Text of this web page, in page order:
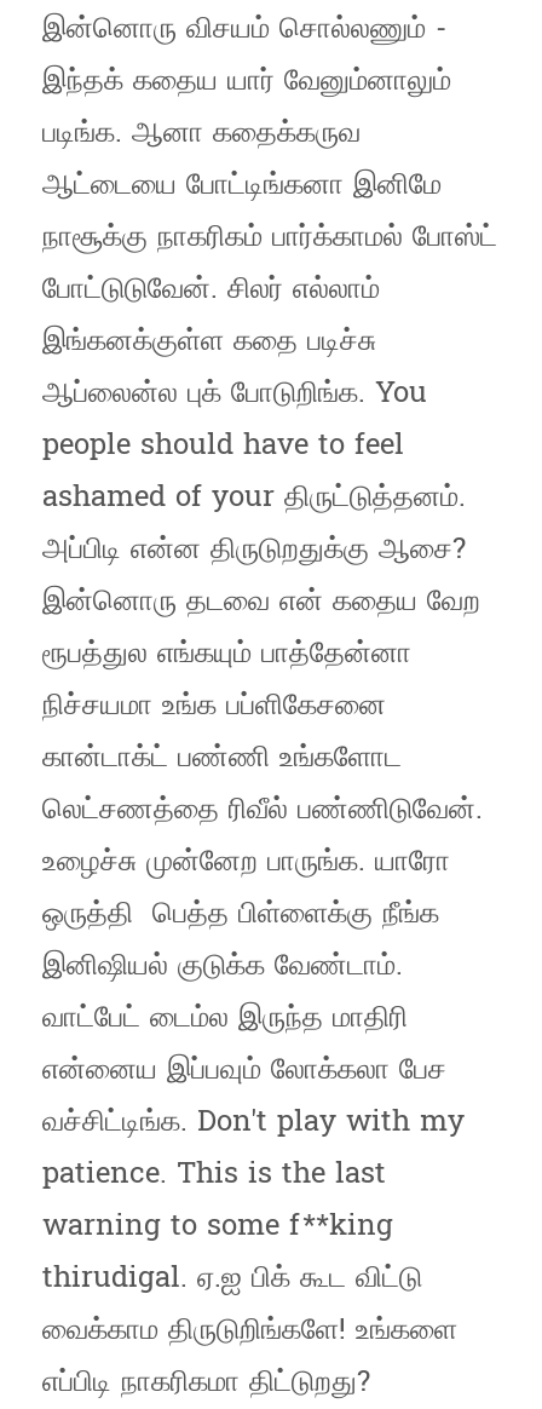
இன்னொரு விசயம் சொல்லணும் -
இந்தக் கதைய யார் வேனும்னாலும்
படிங்க. ஆனா கதைக்கருவ
ஆட்டையை போட்டிங்கனா இனிமே
நாசூக்கு நாகரிகம் பார்க்காமல் போஸ்ட்
போட்டுடுவேன். சிலர் எல்லாம்
இங்கனக்குள்ள கதை படிச்சு
ஆப்லைன்ல புக் போடுறிங்க. You
people should have to feel
ashamed of your திருட்டுத்தனம்.
அப்பிடி என்ன திருடுறதுக்கு ஆசை?
இன்னொரு தடவை என் கதைய வேற
ரூபத்துல எங்கயும் பாத்தேன்னா
நிச்சயமா உங்க பப்ளிகேசனை
கான்டாக்ட் பண்ணி உங்களோட
லெட்சணத்தை ரிவீல் பண்ணிடுவேன்.
உழைச்சு முன்னேற பாருங்க. யாரோ
ஒருத்தி பெத்த பிள்ளைக்கு நீங்க
இனிஷியல் குடுக்க வேண்டாம்.
வாட்பேட் டைம்ல இருந்த மாதிரி
என்னைய இப்பவும் லோக்கலா பேச
வச்சிட்டிங்க. Don't play with my
patience. This is the last
warning to some f**king
thirudigal. ஏ.ஐ பிக் கூட விட்டு
வைக்காம திருடுறிங்களே! உங்களை
எப்பிடி நாகரிகமா திட்டுறது?